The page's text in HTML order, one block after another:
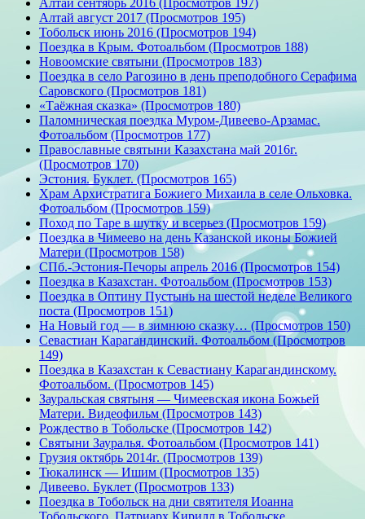
Алтай август 2017 (Просмотров 195)
Тобольск июнь 2016 (Просмотров 194)
Поездка в Крым. Фотоальбом (Просмотров 188)
Новоомские святыни (Просмотров 183)
Поездка в село Рагозино в день преподобного Серафима
Саровского (Просмотров 181)
«Таёжная сказка» (Просмотров 180)
Паломническая поездка Муром-Дивеево-Арзамас.
Фотоальбом (Просмотров 177)
Православные святыни Казахстана май 2016г.
(Просмотров 170)
Эстония. Буклет. (Просмотров 165)
Храм Архистратига Божиего Михаила в селе Ольховка.
Фотоальбом (Просмотров 159)
Поход по Таре в шутку и всерьез (Просмотров 159)
Поездка в Чимеево на день Казанской иконы Божией
Матери (Просмотров 158)
СПб.-Эстония-Печоры апрель 2016 (Просмотров 154)
Поездка в Казахстан. Фотоальбом (Просмотров 153)
Поездка в Оптину Пустынь на шестой неделе Великого
поста (Просмотров 151)
На Новый год — в зимнюю сказку… (Просмотров 150)
Севастиан Карагандинский. Фотоальбом (Просмотров
149)
Поездка в Казахстан к Севастиану Карагандинскому.
Фотоальбом. (Просмотров 145)
Зауральская святыня — Чимеевская икона Божьей
Матери. Видеофильм (Просмотров 143)
Рождество в Тобольске (Просмотров 142)
Святыни Зауралья. Фотоальбом (Просмотров 141)
Грузия октябрь 2014г. (Просмотров 139)
Тюкалинск — Ишим (Просмотров 135)
Дивеево. Буклет (Просмотров 133)
Поездка в Тобольск на дни святителя Иоанна
Тобольского. Патриарх Кирилл в Тобольске.